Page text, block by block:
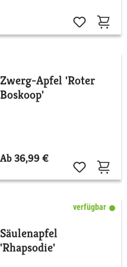
Zwerg-Apfel 'Roter
Boskoop'
Ab 36,99 €
verfügbar
Säulenapfel
'Rhapsodie'